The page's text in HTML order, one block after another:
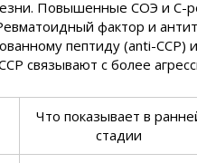
Повышенные СОЭ и С-
фактор и
пептиду (anti-
связывают с более
Что показывает в
стадии